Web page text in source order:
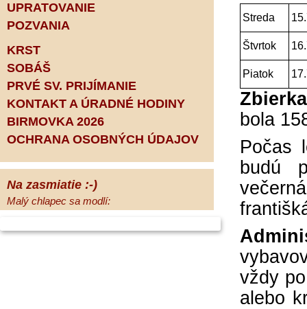
UPRATOVANIE
POZVANIA
KRST
SOBÁŠ
PRVÉ SV. PRIJÍMANIE
KONTAKT A ÚRADNÉ HODINY
BIRMOVKA 2026
OCHRANA OSOBNÝCH ÚDAJOV
Na zasmiatie :-)
Malý chlapec sa modlí:
mamičku a prosím aj za Teba, Pane Bože,
Streda
Štvrtok
Piatok
Zbierka
bola
Počas
budú
vždy
alebo